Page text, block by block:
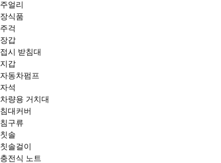
주얼리
장식품
주걱
장갑
접시 받침대
지갑
자동차펌프
자석
차량용 거치대
침대커버
침구류
칫솔
칫솔걸이
충전식 노트